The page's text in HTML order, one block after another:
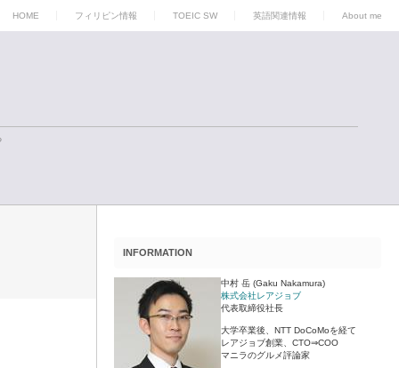
HOME フィリピン情報 TOEIC SW 英語関連情報 About me
INFORMATION
中村 岳 (Gaku Nakamura)
株式会社レアジョブ
代表取締役社長
大学卒業後、NTT DoCoMoを経て
レアジョブ創業、CTO⇒COO
マニラのグルメ評論家